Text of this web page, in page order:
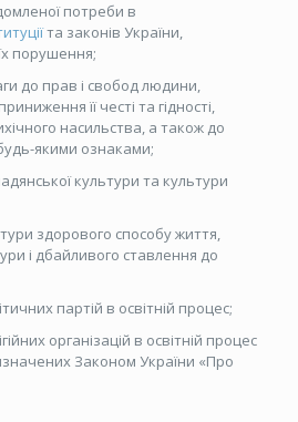
потреби в
та законів України,
порушення;
до прав і свобод людини,
її честі та гідності,
насильства, а також до
якими ознаками;
культури та культури
здорового способу життя,
і дбайливого ставлення до
партій в освітній процес;
організацій в освітній процес
Законом України «Про